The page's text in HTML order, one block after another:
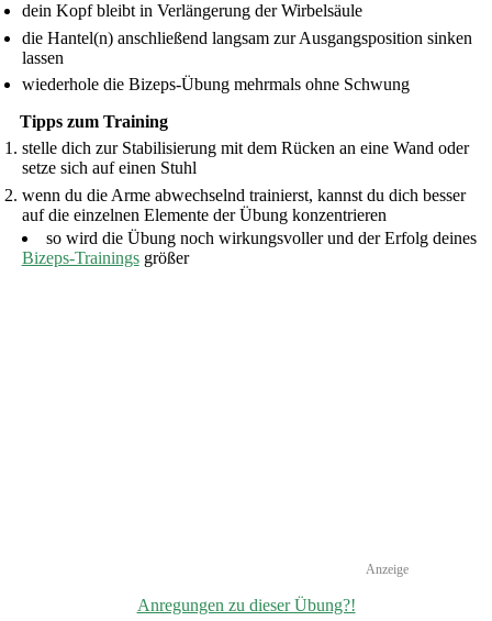
dein Kopf bleibt in Verlängerung der Wirbelsäule
die Hantel(n) anschließend langsam zur Ausgangsposition sinken
lassen
wiederhole die Bizeps-Übung mehrmals ohne Schwung
Tipps zum Training
stelle dich zur Stabilisierung mit dem Rücken an eine Wand oder
setze sich auf einen Stuhl
wenn du die Arme abwechselnd trainierst, kannst du dich besser
auf die einzelnen Elemente der Übung konzentrieren
so wird die Übung noch wirkungsvoller und der Erfolg deines
Bizeps-Trainingsgrößer
Anregungen zu dieser Übung?!